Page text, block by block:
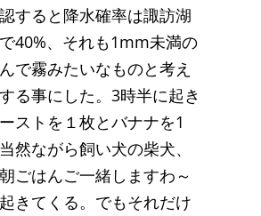
すると降水確率は諏訪湖
40%、それも1mm未満の
で霧みたいなものと考え
る事にした。3時半に起き
ストを１枚とバナナを1
然ながら飼い犬の柴犬、
ごはんご一緒しますわ～
きてくる。でもそれだけ